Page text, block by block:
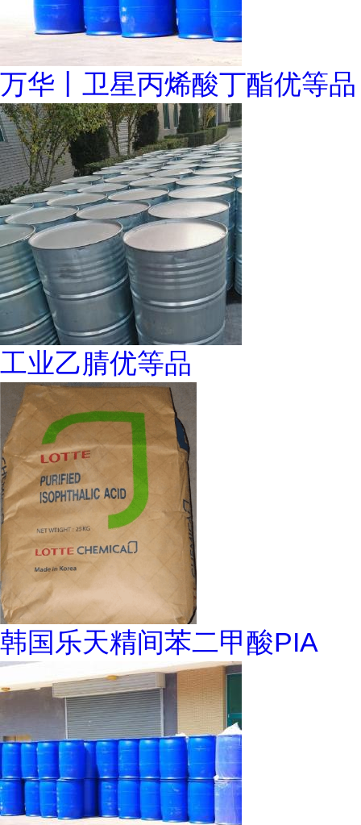
万华丨卫星丙烯酸丁酯优等品
工业乙腈优等品
韩国乐天精间苯二甲酸PIA